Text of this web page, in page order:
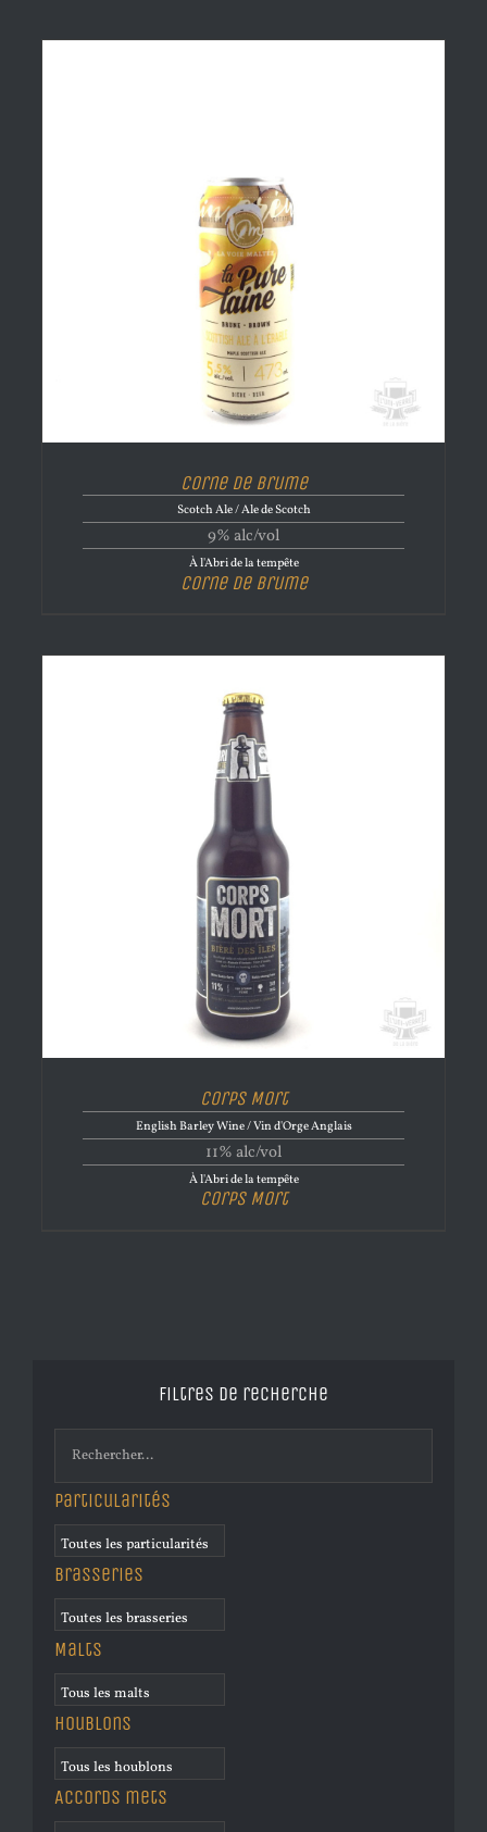
Corne de brume
Scotch Ale / Ale de Scotch
9% alc/vol
À l'Abri de la tempête
Corne de brume
Corps Mort
English Barley Wine / Vin d'Orge Anglais
11% alc/vol
À l'Abri de la tempête
Corps Mort
Filtres de recherche
Particularités
Brasseries
Malts
Houblons
Accords mets